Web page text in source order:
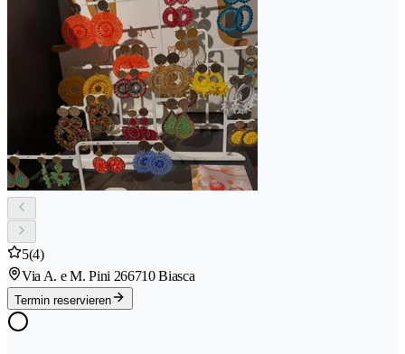
5(4)
Via A. e M. Pini 266710 Biasca
Termin reservieren